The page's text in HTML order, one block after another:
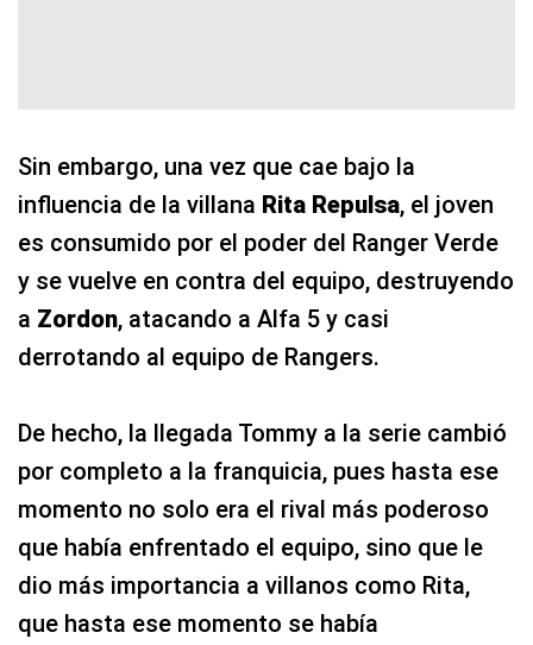
Sin embargo, una vez que cae bajo la
influencia de la villana Rita Repulsa, el joven
es consumido por el poder del Ranger Verde
y se vuelve en contra del equipo, destruyendo
a Zordon, atacando a Alfa 5 y casi
derrotando al equipo de Rangers.
De hecho, la llegada Tommy a la serie cambió
por completo a la franquicia, pues hasta ese
momento no solo era el rival más poderoso
que había enfrentado el equipo, sino que le
dio más importancia a villanos como Rita,
que hasta ese momento se había